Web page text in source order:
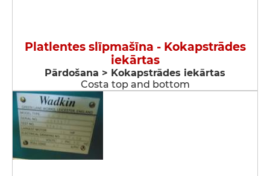
Platlentes slīpmašīna - Kokapstrādes
iekārtas
Pārdošana > Kokapstrādes iekārtas
Costa top and bottom